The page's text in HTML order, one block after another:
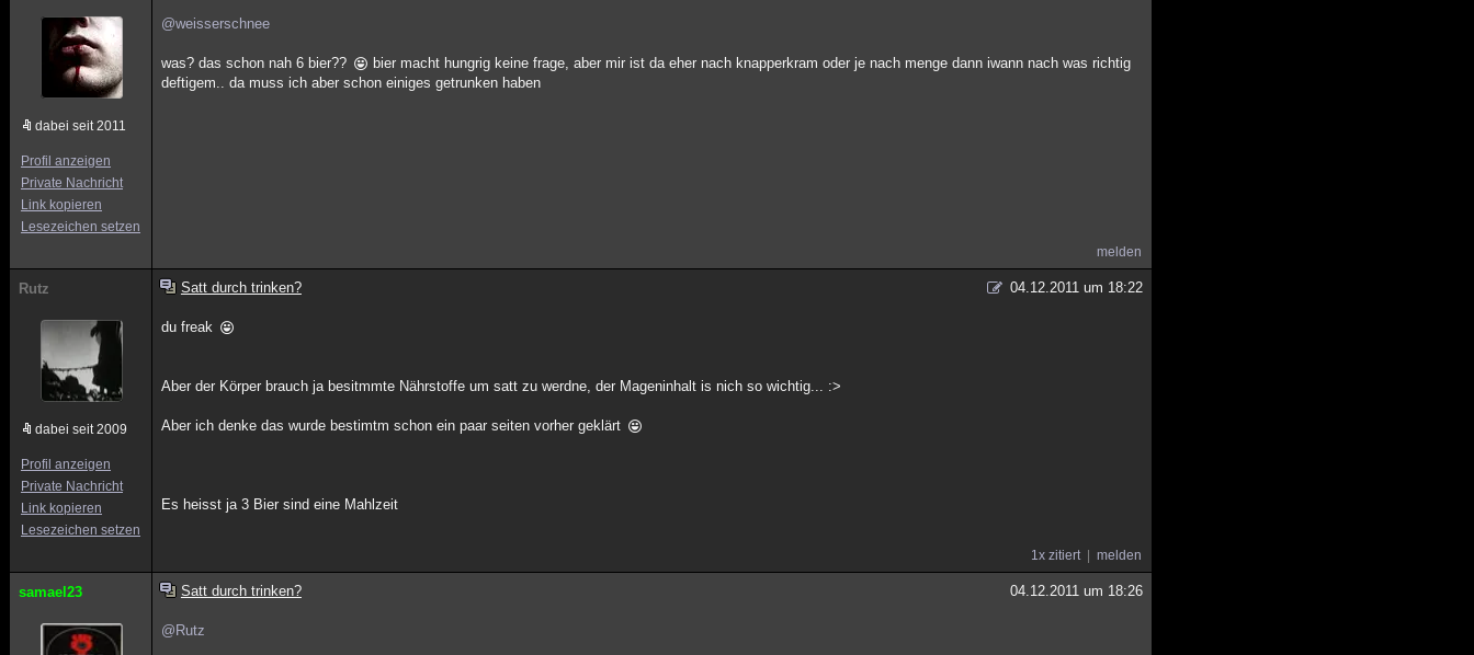
dabei seit 2011
Profil anzeigen
Private Nachricht
Link kopieren
Lesezeichen setzen
@weisserschnee
was? das schon nah 6 bier??
bier macht hungrig keine frage, aber mir ist da eher nach knapperkram oder je nach menge dann iwann nach was richtig
deftigem.. da muss ich aber schon einiges getrunken haben
melden
Rutz
dabei seit 2009
Profil anzeigen
Private Nachricht
Link kopieren
Lesezeichen setzen
Satt durch trinken? 04.12.2011 um 18:22
du freak
Aber der Körper brauch ja besitmmte Nährstoffe um satt zu werdne, der Mageninhalt is nich so wichtig... :>
Aber ich denke das wurde bestimtm schon ein paar seiten vorher geklärt
Es heisst ja 3 Bier sind eine Mahlzeit
1x zitiert melden
samael23 Satt durch trinken? 04.12.2011 um 18:26
@Rutz